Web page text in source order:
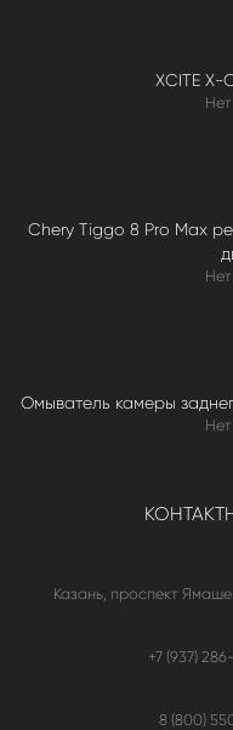
XCITE X-
Chery Tiggo 8 Pro Max
Омыватель камеры
Казань, проспект
+7 (937)
8 (800)